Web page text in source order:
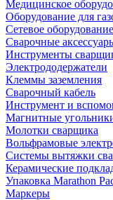
Медицинское
Оборудование для
Сетевое оборудование
Сварочные
Инструменты
Электрододержатели
Клеммы заземления
Сварочный кабель
Инструмент и
Магнитные
Молотки сварщика
Вольфрамовые
Системы вытяжки
Керамические
Упаковка Marathon
Маркеры